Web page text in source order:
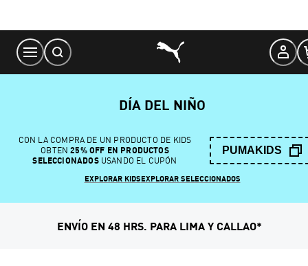
Content
DÍA DEL NIÑO
CON LA COMPRA DE UN PRODUCTO DE KIDS
OBTEN 25% OFF EN PRODUCTOS
SELECCIONADOSUSANDO EL CUPÓN
PUMAKIDS
EXPLORAR KIDSEXPLORAR SELECCIONADOS
ENVÍO EN 48 HRS. PARA LIMA Y CALLAO*